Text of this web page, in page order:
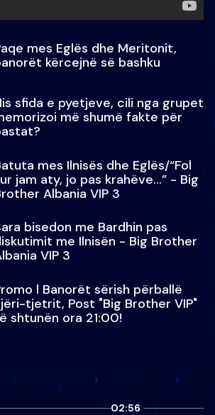
mes Eglës dhe Meritonit,
kërcejnë së bashku
sfida e pyetjeve, cili nga grupet
më shumë fakte për
mes Ilnisës dhe Eglës/“Fol
jam aty, jo pas krahëve…” - Big
Albania VIP 3
bisedon me Bardhin pas
me Ilnisën - Big Brother
VIP 3
l Banorët sërish përballë
tjetrit, Post "Big Brother VIP"
shtunën ora 21:00!
02:56